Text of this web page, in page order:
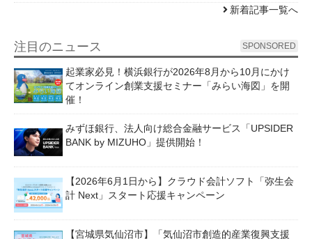
新着記事一覧へ
注目のニュース SPONSORED
起業家必見！横浜銀行が2026年8月から10月にかけ
てオンライン創業支援セミナー「みらい海図」を開
催！
みずほ銀行、法人向け総合金融サービス「UPSIDER
BANK by MIZUHO」提供開始！
【2026年6月1日から】クラウド会計ソフト「弥生会
計 Next」スタート応援キャンペーン
【宮城県気仙沼市】「気仙沼市創造的産業復興支援